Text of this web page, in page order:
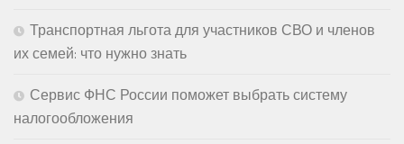
Транспортная льгота для участников СВО и членов
их семей: что нужно знать
Сервис ФНС России поможет выбрать систему
налогообложения